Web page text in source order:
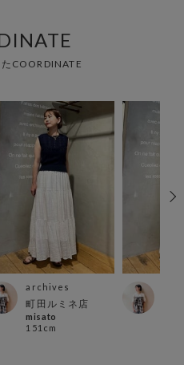
COORDINATE
archives
町田ルミネ店
misato
151cm